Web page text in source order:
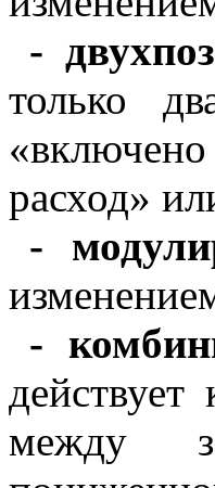
-
только
расход»
-
-
между